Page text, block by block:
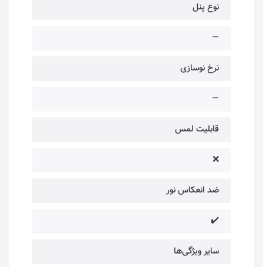
نوع پنل
—
نرخ نوسازی
—
قابلیت لمس
❌
ضد انعکاس نور
✔️
سایر ویژگی‌ها